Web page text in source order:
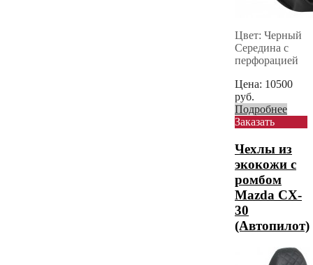
Цвет: Черный
Середина с
перфорацией
Цена: 10500
руб.
Подробнее
Заказать
Чехлы из
экокожи с
ромбом
Mazda CX-
30
(Автопилот)